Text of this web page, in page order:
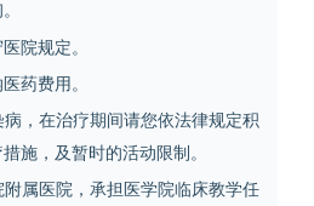
院规定。
药费用。
，在治疗期间请您依法律规定积
施，及暂时的活动限制。
属医院，承担医学院临床教学任